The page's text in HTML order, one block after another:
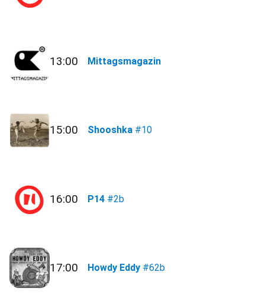
13:00 Mittagsmagazin
15:00 Shooshka #10
16:00 P14 #2b
17:00 Howdy Eddy #62b